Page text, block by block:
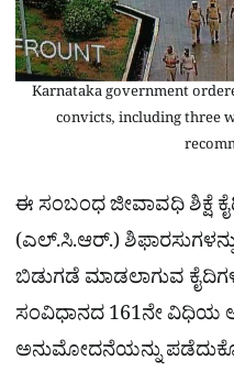
Karnataka government
convicts, including three
ಈ ಸಂಬಂಧ ಜೀವಾವಧಿ ಶಿಕ್ಷೆ
(ಎಲ್.ಸಿ.ಆರ್.)
ಬಿಡುಗಡೆ ಮಾಡಲಾಗುವ
ಸಂವಿಧಾನದ 161ನೇ ವಿಧಿಯ
ಅನುಮೋದನೆಯನ್ನು